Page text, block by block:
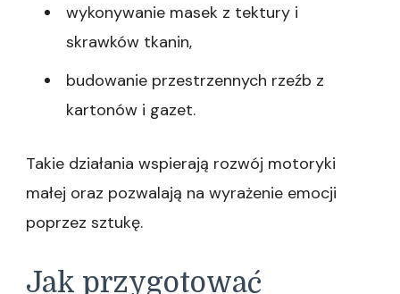
wykonywanie masek z tektury i
skrawków tkanin,
budowanie przestrzennych rzeźb z
kartonów i gazet.
Takie działania wspierają rozwój motoryki
małej oraz pozwalają na wyrażenie emocji
poprzez sztukę.
Jak przygotować